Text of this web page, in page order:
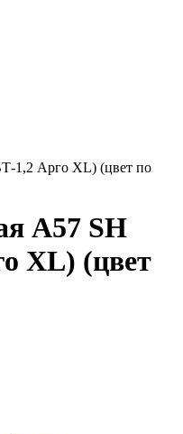
1,2 Арго XL) (цвет по
А57 SH
XL) (цвет